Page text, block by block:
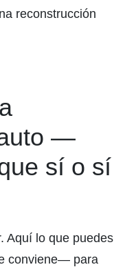
reconstrucción
—
sí o sí
Aquí lo que puedes
conviene— para